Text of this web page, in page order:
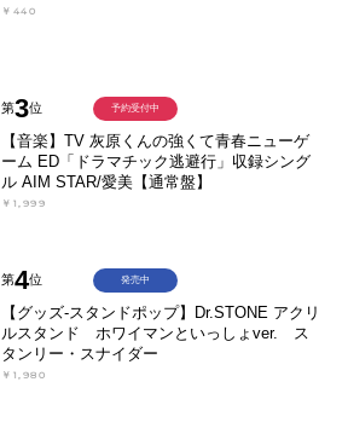
￥440
第3位
【音楽】TV 灰原くんの強くて青春ニューゲ
ーム ED「ドラマチック逃避行」収録シング
ル AIM STAR/愛美【通常盤】
￥1,999
予約受付中
第4位
【グッズ-スタンドポップ】Dr.STONE アクリ
ルスタンド ホワイマンといっしょver. ス
タンリー・スナイダー
￥1,980
発売中